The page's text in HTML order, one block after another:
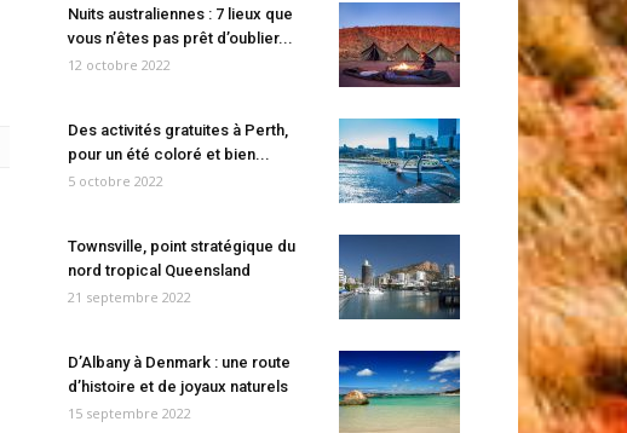
Nuits australiennes : 7 lieux que
vous n’êtes pas prêt d’oublier...
12 octobre 2022
Des activités gratuites à Perth,
pour un été coloré et bien...
5 octobre 2022
Townsville, point stratégique du
nord tropical Queensland
21 septembre 2022
D’Albany à Denmark : une route
d’histoire et de joyaux naturels
15 septembre 2022